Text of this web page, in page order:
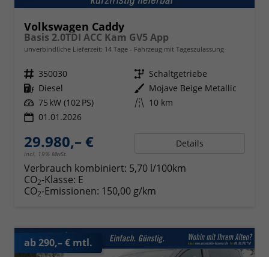
Volkswagen Caddy
Basis 2.0TDI ACC Kam GV5 App
unverbindliche Lieferzeit: 14 Tage Fahrzeug mit Tageszulassung
Fahrzeugnr. 350030 Getriebe Schaltgetriebe
Kraftstoff Diesel Außenfarbe Mojave Beige Metallic
Leistung 75 kW (102 PS) Kilometerstand 10 km
01.01.2026
29.980,– €
incl. 19% MwSt.
Details
Verbrauch kombiniert: 5,70 l/100km
CO2-Klasse: E
CO2-Emissionen: 150,00 g/km
ab 290,– € mtl.